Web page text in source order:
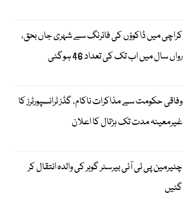
کراچی میں ڈاکوؤں کی فائرنگ سے شہری جاں بحق،
رواں سال میں اب تک کی تعداد 46 ہوگئی
وفاقی حکومت سے مذاکرات ناکام، گڈز ٹرانسپورٹرز کا
غیرمعینہ مدت تک ہڑتال کا اعلان
چئیرمین پی ٹی آئی بیرسٹر گوہر کی والدہ انتقال کر
گئیں